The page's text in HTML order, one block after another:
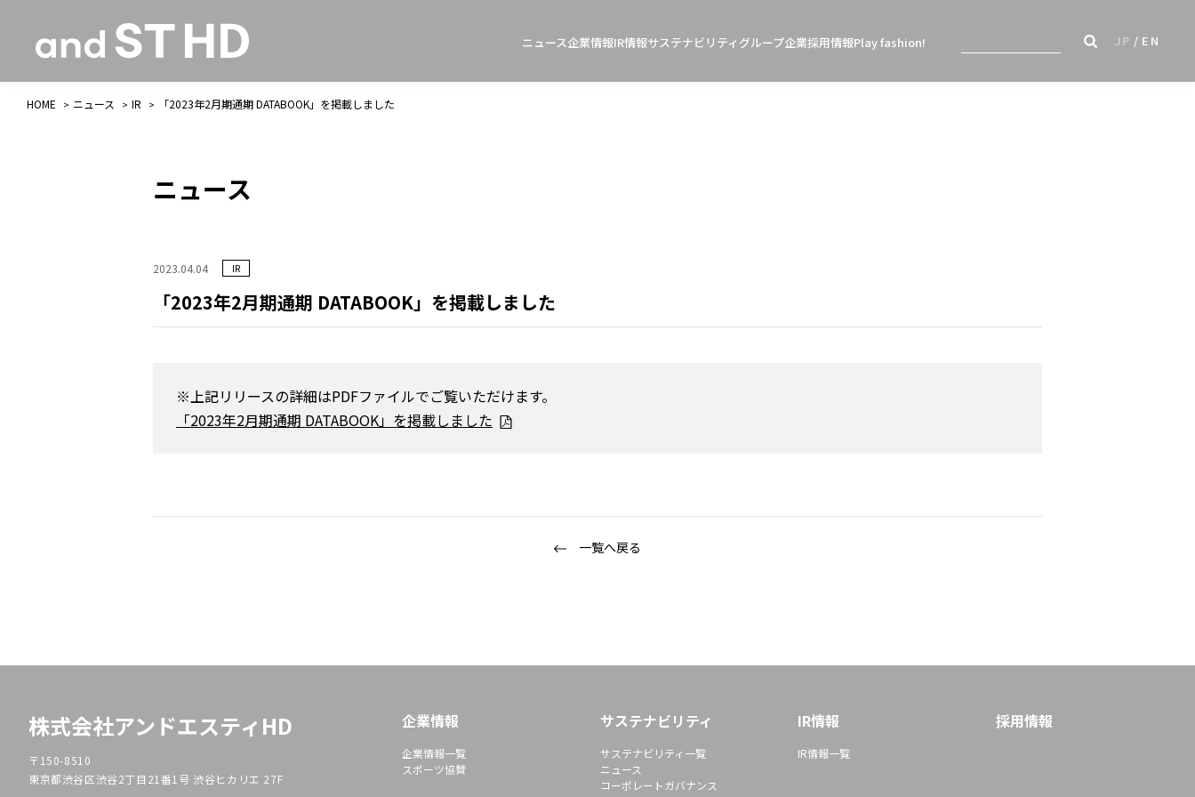
ニュース企業情報IR情報サステナビリティ グループ企業採用情報Play fashion! JP EN
HOME ニュース IR 「2023年2月期通期 DATABOOK」を掲載しました
ニュース
2023.04.04 IR
「2023年2月期通期 DATABOOK」を掲載しました
※上記リリースの詳細はPDFファイルでご覧いただけます。
「2023年2月期通期 DATABOOK」を掲載しました
一覧へ戻る
企業情報
企業情報一覧
スポーツ協賛
サステナビリティ
サステナビリティ一覧
ニュース
コーポレートガバナンス
IR情報
IR情報一覧
採用情報
株式会社アンドエスティHD
〒150-8510
東京都渋谷区渋谷2丁目21番1号 渋谷ヒカリエ 27F